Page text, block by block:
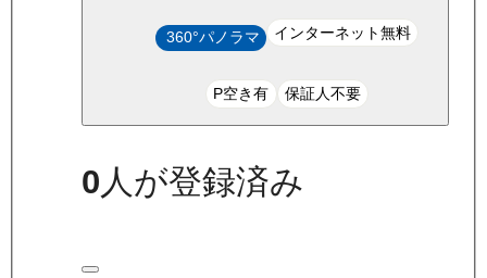
360°パノラマ インターネット無料
P空き有 保証人不要
0人が登録済み